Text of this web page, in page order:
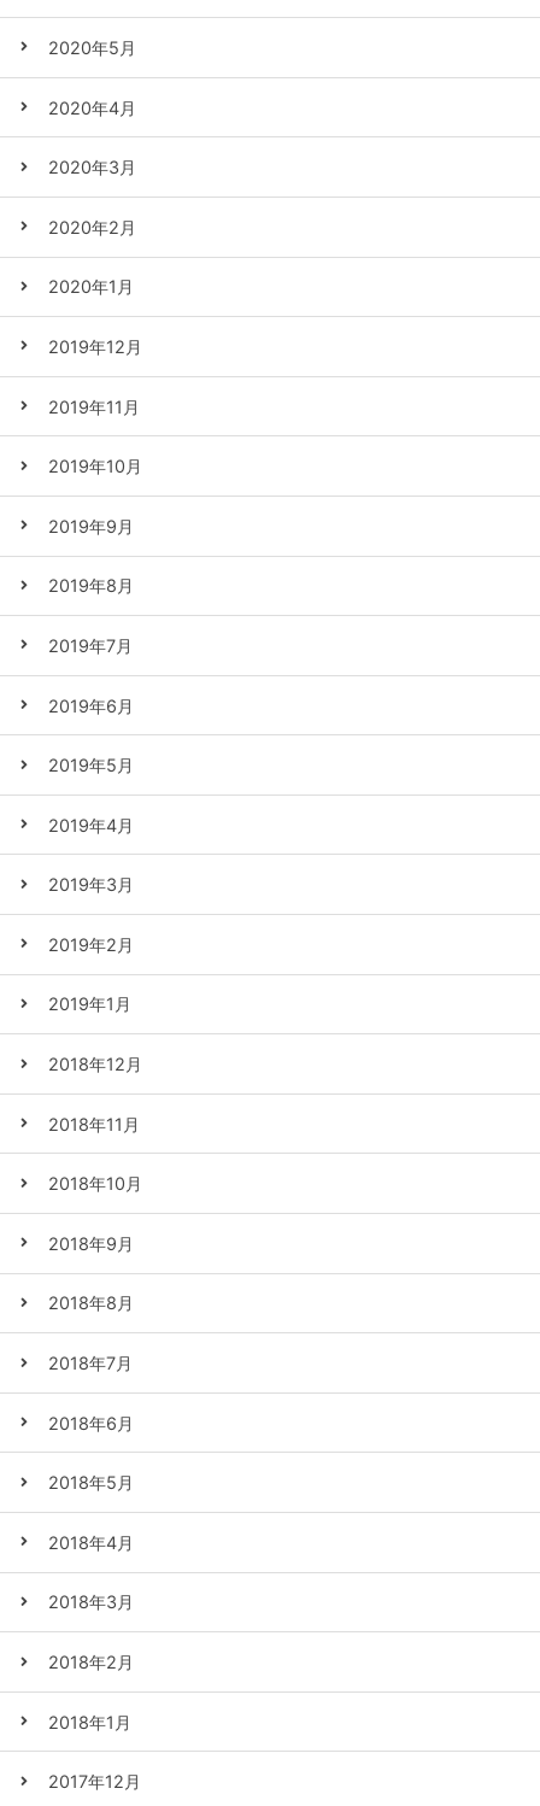
2020年5月
2020年4月
2020年3月
2020年2月
2020年1月
2019年12月
2019年11月
2019年10月
2019年9月
2019年8月
2019年7月
2019年6月
2019年5月
2019年4月
2019年3月
2019年2月
2019年1月
2018年12月
2018年11月
2018年10月
2018年9月
2018年8月
2018年7月
2018年6月
2018年5月
2018年4月
2018年3月
2018年2月
2018年1月
2017年12月